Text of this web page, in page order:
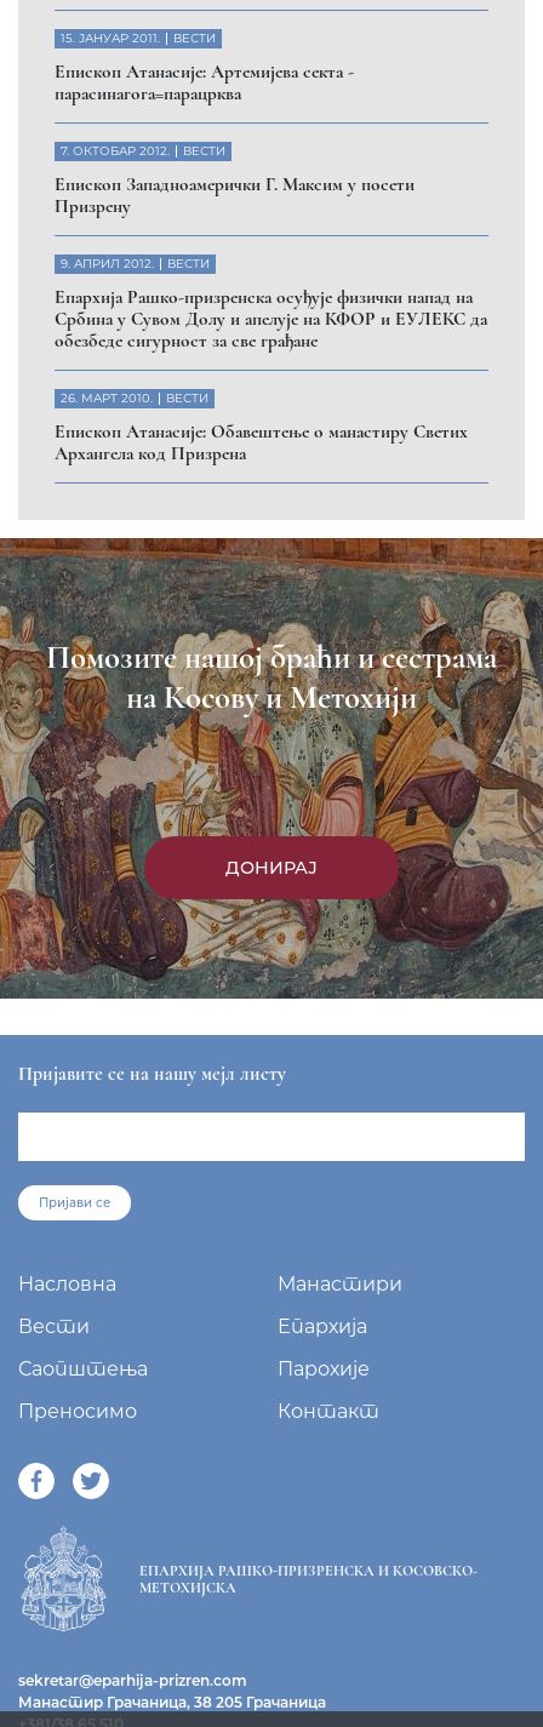
Помозите нашој браћи и сестрама
на Косову и Метохији
ДОНИРАЈ
Пријавите се на нашу мејл листу
Пријави се
Насловна
Манастири
Вести
Епархија
Саопштења
Парохије
Преносимо
Контакт
МЕТОХИЈСКА